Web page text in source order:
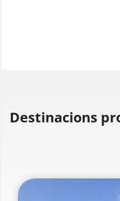
Destinacions